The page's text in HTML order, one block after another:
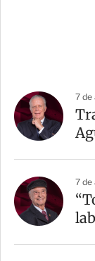
7 de
7 de